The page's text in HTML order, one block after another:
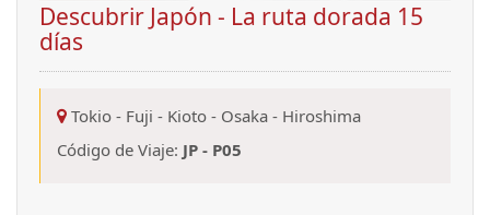
Descubrir Japón - La ruta dorada 15
días
Tokio - Fuji - Kioto - Osaka - Hiroshima
Código de Viaje: JP - P05